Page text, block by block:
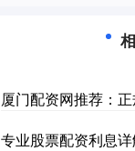
厦门配资网推荐：
专业股票配资利息